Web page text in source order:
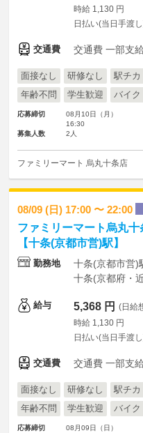
時給 1,130 円
日払い(当日手渡
交通費 交通費 一部支給
面接なし 研修なし 駅チカ
年齢不問
学生歓迎 バイ
応募締切
08月10日（月）
16:30
募集人数
2人
ファミリーマート 烏丸十条店
08/09 (日) 17:00 〜 22:00
ファミリーマート烏丸
【十条(京都市営)駅】
勤務地
十条(京都市営)
十条(京都府・
給与 5,368 円 (日給
時給 1,130 円
日払い(当日手渡
交通費 交通費 一部支給
面接なし 研修なし 駅チカ
年齢不問
学生歓迎 バイ
応募締切
08月09日（日）